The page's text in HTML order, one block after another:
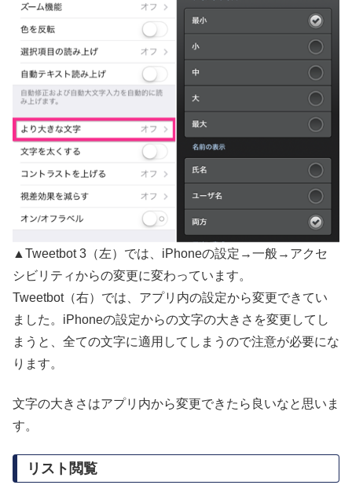
▲Tweetbot 3（左）では、iPhoneの設定→一般→アクセ
シビリティからの変更に変わっています。
Tweetbot（右）では、アプリ内の設定から変更できてい
ました。iPhoneの設定からの文字の大きさを変更してし
まうと、全ての文字に適用してしまうので注意が必要にな
ります。
文字の大きさはアプリ内から変更できたら良いなと思いま
す。
リスト閲覧